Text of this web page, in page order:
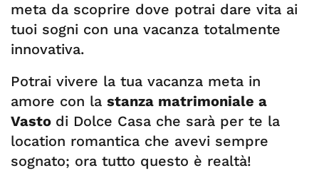
meta da scoprire dove potrai dare vita ai
tuoi sogni con una vacanza totalmente
innovativa.
Potrai vivere la tua vacanza meta in
amore con la stanza matrimoniale a
Vasto di Dolce Casa che sarà per te la
location romantica che avevi sempre
sognato; ora tutto questo è realtà!